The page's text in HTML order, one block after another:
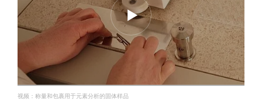
视频：称量和包裹用于元素分析的固体样品